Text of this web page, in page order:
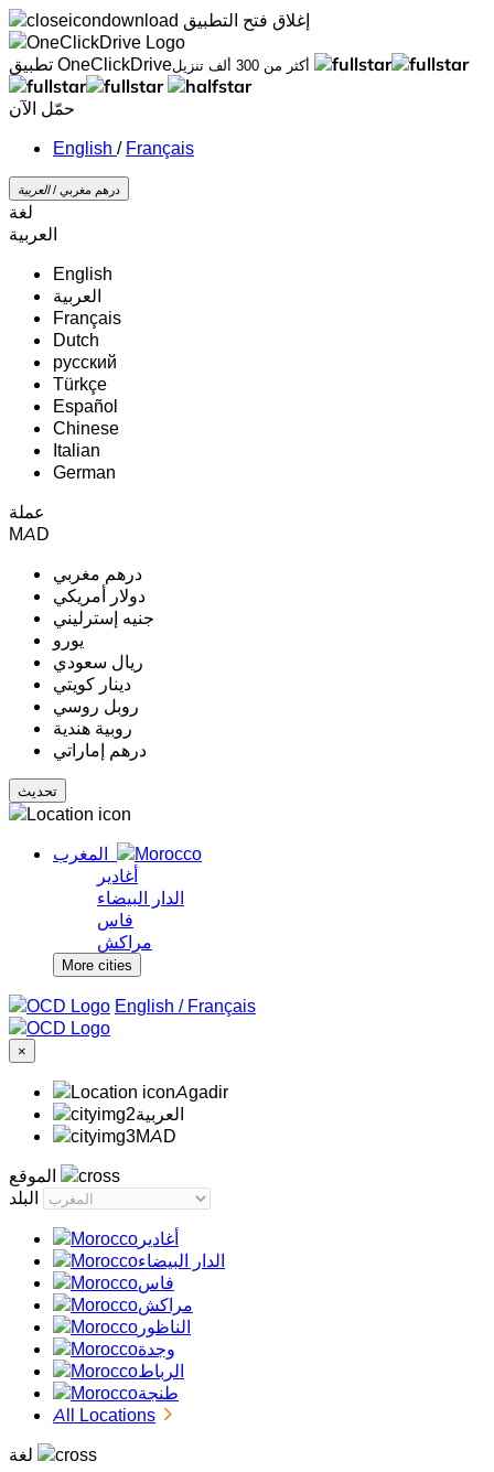
إغلاق فتح التطبيق
تطبيق OneClickDrive
أكثر من 300 ألف تنزيل
حمّل الآن
/ Français
درهم مغربي /‏العربية‏
لغة
‏العربية‏
English
‏العربية‏
Français
Dutch
русский
Türkçe
Español
Chinese
Italian
German
عملة
MAD
درهم مغربي
دولار أمريكي
جنيه إسترليني
يورو
ريال سعودي
دينار كويتي
روبل روسي
روبية هندية
درهم إماراتي
المغرب
أغادير
الدار البيضاء
فاس
مراكش
More cities
/ Français
×
Agadir
‏العربية‏
MAD
أغادير
الدار البيضاء
فاس
مراكش
الناظور
وجدة
الرباط
طنجة
All Locations